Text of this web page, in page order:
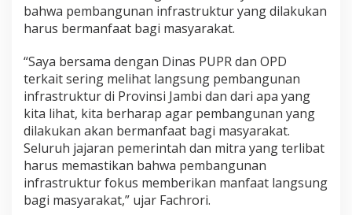
a
s
t
u
k
t
u
r
H
a
r
u
B
bahwa pembangunan infrastruktur yang dilakukan
harus bermanfaat bagi masyarakat.
“Saya bersama dengan Dinas PUPR dan OPD
terkait sering melihat langsung pembangunan
infrastruktur di Provinsi Jambi dan dari apa yang
kita lihat, kita berharap agar pembangunan yang
dilakukan akan bermanfaat bagi masyarakat.
Seluruh jajaran pemerintah dan mitra yang terlibat
harus memastikan bahwa pembangunan
infrastruktur fokus memberikan manfaat langsung
bagi masyarakat,” ujar Fachrori.